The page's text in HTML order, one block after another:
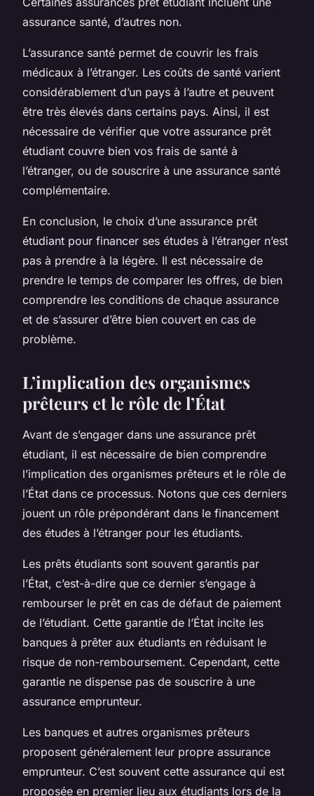
assurance santé, d’autres non.
L’assurance santé permet de couvrir les frais
médicaux à l’étranger. Les coûts de santé varient
considérablement d’un pays à l’autre et peuvent
être très élevés dans certains pays. Ainsi, il est
nécessaire de vérifier que votre assurance prêt
étudiant couvre bien vos frais de santé à
l’étranger, ou de souscrire à une assurance santé
complémentaire.
En conclusion, le choix d’une assurance prêt
étudiant pour financer ses études à l’étranger n’est
pas à prendre à la légère. Il est nécessaire de
prendre le temps de comparer les offres, de bien
comprendre les conditions de chaque assurance
et de s’assurer d’être bien couvert en cas de
problème.
L’implication des organismes
prêteurs et le rôle de l’État
Avant de s’engager dans une assurance prêt
étudiant, il est nécessaire de bien comprendre
l’implication des organismes prêteurs et le rôle de
l’État dans ce processus. Notons que ces derniers
jouent un rôle prépondérant dans le financement
des études à l’étranger pour les étudiants.
Les prêts étudiants sont souvent garantis par
l’État, c’est-à-dire que ce dernier s’engage à
rembourser le prêt en cas de défaut de paiement
de l’étudiant. Cette garantie de l’État incite les
banques à prêter aux étudiants en réduisant le
risque de non-remboursement. Cependant, cette
garantie ne dispense pas de souscrire à une
assurance emprunteur.
Les banques et autres organismes prêteurs
proposent généralement leur propre assurance
emprunteur. C’est souvent cette assurance qui est
proposée en premier lieu aux étudiants lors de la